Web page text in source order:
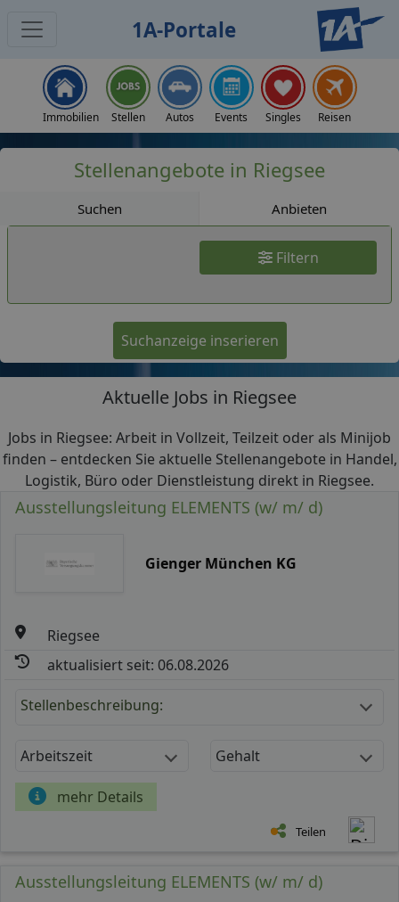
1A-Portale
Immobilien Stellen Autos Events Singles Reisen
Stellenangebote in Riegsee
Suchen Anbieten
Filtern
Suchanzeige inserieren
Aktuelle Jobs in Riegsee
Jobs in Riegsee: Arbeit in Vollzeit, Teilzeit oder als Minijob
finden – entdecken Sie aktuelle Stellenangebote in Handel,
Logistik, Büro oder Dienstleistung direkt in Riegsee.
Ausstellungsleitung ELEMENTS (w/ m/ d)
Gienger München KG
Riegsee
aktualisiert seit: 06.08.2026
Stellenbeschreibung:
Arbeitszeit Gehalt
mehr Details
Teilen
Ausstellungsleitung ELEMENTS (w/ m/ d)